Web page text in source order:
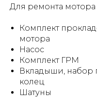
Для ремонта мотора
Комплект
мотора
Насос
Комплект ГРМ
Вкладыши,
колец
Шатуны